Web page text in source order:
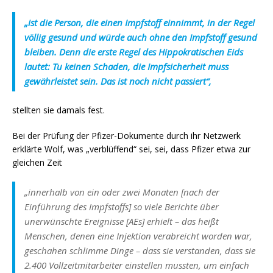
„ist die Person, die einen Impfstoff einnimmt, in der Regel
völlig gesund und würde auch ohne den Impfstoff gesund
bleiben. Denn die erste Regel des Hippokratischen Eids
lautet: Tu keinen Schaden, die Impfsicherheit muss
gewährleistet sein. Das ist noch nicht passiert“,
stellten sie damals fest.
Bei der Prüfung der Pfizer-Dokumente durch ihr Netzwerk
erklärte Wolf, was „verblüffend“ sei, sei, dass Pfizer etwa zur
gleichen Zeit
„innerhalb von ein oder zwei Monaten [nach der
Einführung des Impfstoffs] so viele Berichte über
unerwünschte Ereignisse [AEs] erhielt – das heißt
Menschen, denen eine Injektion verabreicht worden war,
geschahen schlimme Dinge – dass sie verstanden, dass sie
2.400 Vollzeitmitarbeiter einstellen mussten, um einfach